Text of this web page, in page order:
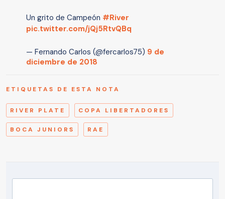
Un grito de Campeón #River
pic.twitter.com/jQj5RtvQBq
— Fernando Carlos (@fercarlos75) 9 de
diciembre de 2018
ETIQUETAS DE ESTA NOTA
RIVER PLATE COPA LIBERTADORES
BOCA JUNIORS RAE